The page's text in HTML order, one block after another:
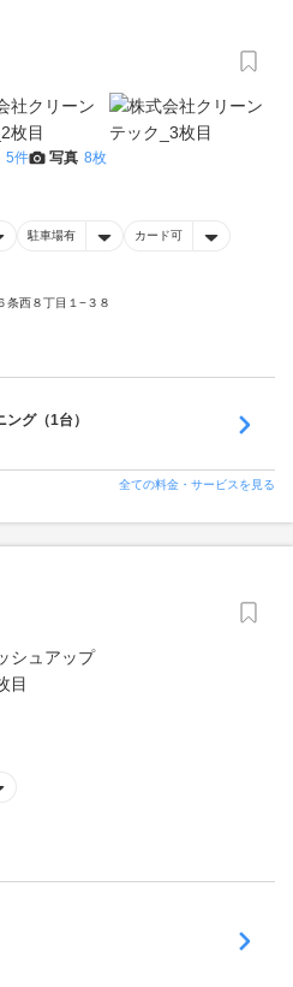
5件 写真 8枚
駐車場有 カード可
条西８丁目１−３８
グ（1台）
全ての料金・サービスを見る